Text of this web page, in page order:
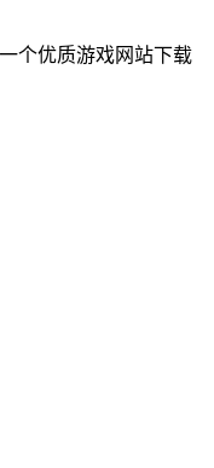
个优质游戏网站下载